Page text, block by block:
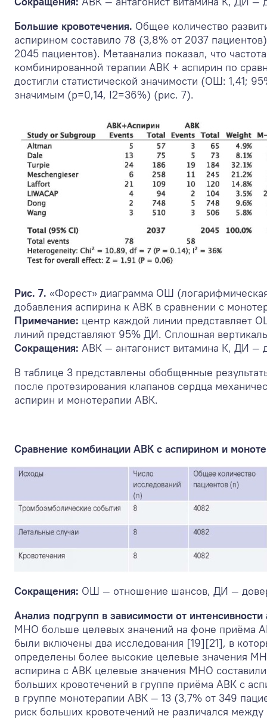
Большие кровотечения. Общее количество
аспирином составило 78 (3,8% от 2037
2045 пациентов). Метаанализ показал, что
комбинированной терапии АВК + аспирин по
достигли статистической значимости (ОШ: 1,41;
значимым (р=0,14, I2=36%) (рис. 7).
Рис. 7. «Форест» диаграмма ОШ
добавления аспирина к АВК в сравнении с
Примечание: центр каждой линии представляет
линий представляют 95% ДИ. Сплошная
Сокращения: АВК — антагонист витамина К, ДИ
В таблице 3 представлены обобщенные
после протезирования клапанов сердца
аспирин и монотерапии АВК.
Сравнение комбинации АВК с аспирином и
Сокращения: ОШ — отношение шансов, ДИ —
Анализ подгрупп в зависимости от интенсивности
МНО больше целевых значений на фоне приёма
были включены два исследования [19][21], в
определены более высокие целевые значения
аспирина с АВК целевые значения МНО
больших кровотечений в группе приёма АВК с
в группе монотерапии АВК — 13 (3,7% от 349
риск больших кровотечений не различался